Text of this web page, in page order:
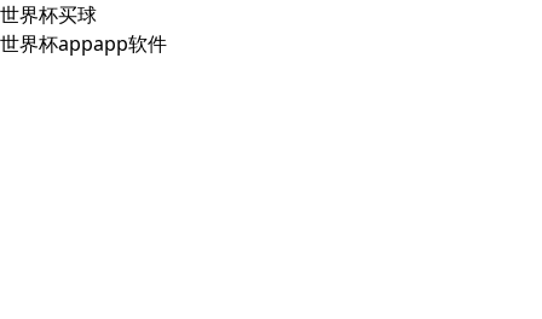
世界杯买球
世界杯appapp软件